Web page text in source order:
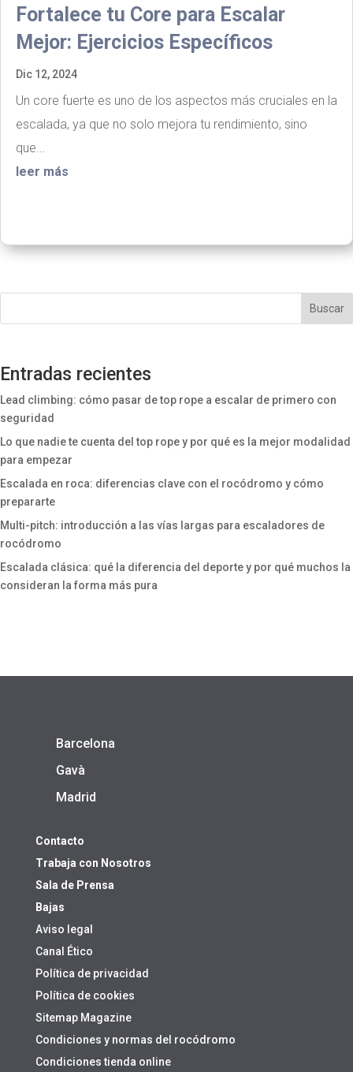
Fortalece tu Core para Escalar
Mejor: Ejercicios Específicos
Dic 12, 2024
Un core fuerte es uno de los aspectos más cruciales en la
escalada, ya que no solo mejora tu rendimiento, sino
que...
leer más
Buscar
Entradas recientes
Lead climbing: cómo pasar de top rope a escalar de primero con
seguridad
Lo que nadie te cuenta del top rope y por qué es la mejor modalidad
para empezar
Escalada en roca: diferencias clave con el rocódromo y cómo
prepararte
Multi-pitch: introducción a las vías largas para escaladores de
rocódromo
Escalada clásica: qué la diferencia del deporte y por qué muchos la
consideran la forma más pura
Barcelona
Gavà
Madrid
Contacto
Trabaja con Nosotros
Sala de Prensa
Bajas
Aviso legal
Canal Ético
Política de privacidad
Política de cookies
Sitemap Magazine
Condiciones y normas del rocódromo
Condiciones tienda online